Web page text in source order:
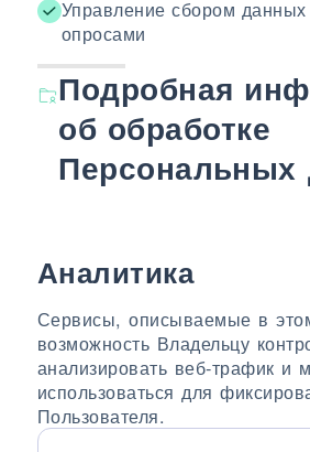
Управление сбором данных
опросами
Подробная
об обработке
Персональных
Аналитика
Сервисы, описываемые в
возможность Владельцу
анализировать веб-трафик и
использоваться для
Пользователя.